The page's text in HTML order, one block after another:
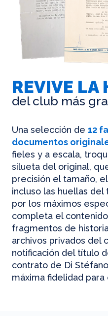
REVIVE LA
del club más
Una selección de 12
documentos
fieles y a escala,
silueta del original,
precisión el tamaño,
incluso las huellas
por los máximos
completa el
fragmentos de
archivos privados del
notificación del título
contrato de Di
máxima fidelidad para